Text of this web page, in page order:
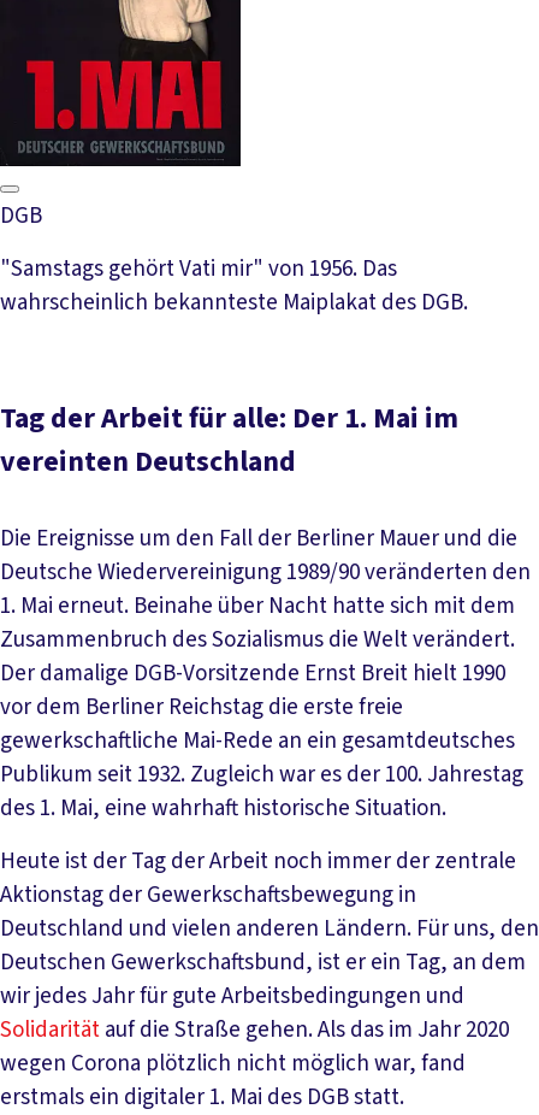
DGB
"Samstags gehört Vati mir" von 1956. Das
wahrscheinlich bekannteste Maiplakat des DGB.
Tag der Arbeit für alle: Der 1. Mai im
vereinten Deutschland
Die Ereignisse um den Fall der Berliner Mauer und die
Deutsche Wiedervereinigung 1989/90 veränderten den
1. Mai erneut. Beinahe über Nacht hatte sich mit dem
Zusammenbruch des Sozialismus die Welt verändert.
Der damalige DGB-Vorsitzende Ernst Breit hielt 1990
vor dem Berliner Reichstag die erste freie
gewerkschaftliche Mai-Rede an ein gesamtdeutsches
Publikum seit 1932. Zugleich war es der 100. Jahrestag
des 1. Mai, eine wahrhaft historische Situation.
Heute ist der Tag der Arbeit noch immer der zentrale
Aktionstag der Gewerkschaftsbewegung in
Deutschland und vielen anderen Ländern. Für uns, den
Deutschen Gewerkschaftsbund, ist er ein Tag, an dem
wir jedes Jahr für gute Arbeitsbedingungen und
Solidaritätauf die Straße gehen. Als das im Jahr 2020
wegen Corona plötzlich nicht möglich war, fand
erstmals ein digitaler 1. Mai des DGB statt.